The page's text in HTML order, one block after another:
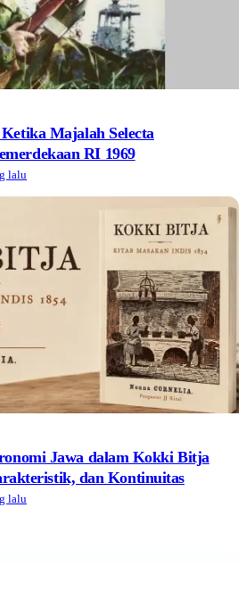
Majalah Selecta
RI 1969
lalu
Jawa dalam Kokki Bitja
dan Kontinuitas
lalu